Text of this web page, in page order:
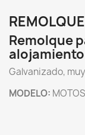
Remolque
Galvanizado,
MODELO: MOTOS